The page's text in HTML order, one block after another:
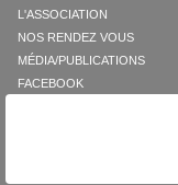
L'ASSOCIATION
NOS RENDEZ VOUS
MÉDIA/PUBLICATIONS
FACEBOOK